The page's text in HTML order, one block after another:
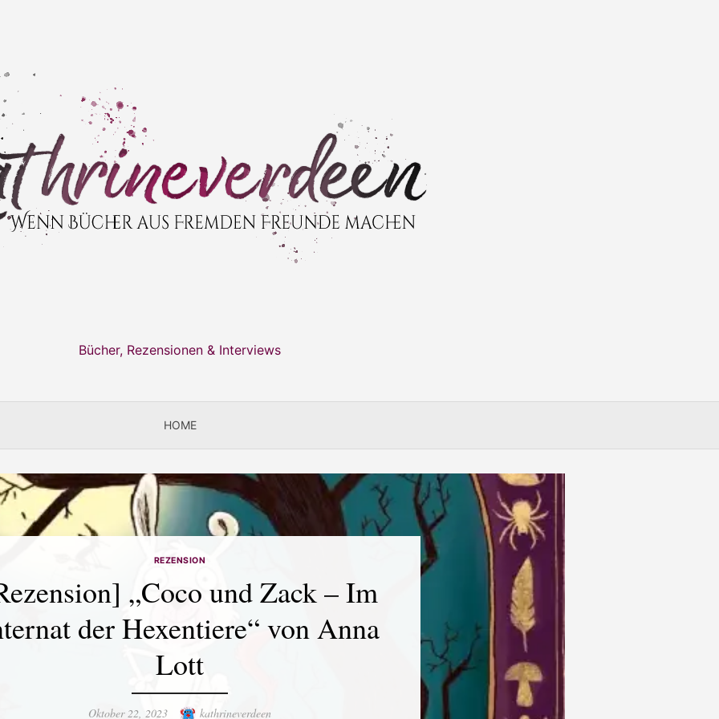
Bücher, Rezensionen & Interviews
HOME
REZENSION
„Coco und Zack – Im
der Hexentiere“ von Anna
Lott
Posted
Oktober 22, 2023 Author
kathrineverdeen